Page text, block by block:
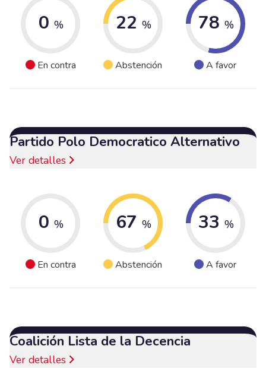
0 %
En contra
22 %
Abstención
78 %
A favor
Partido Polo Democratico Alternativo
Ver detalles
0 %
En contra
67 %
Abstención
33 %
A favor
Coalición Lista de la Decencia
Ver detalles